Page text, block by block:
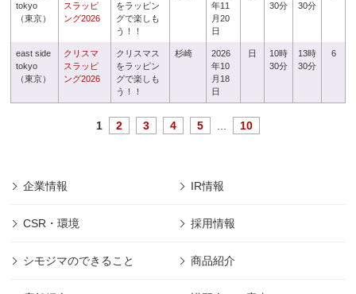
tokyo
（東京）
スラッピ
ング2026
をラッピン
グで楽しも
う！！
年11
月20
日
30分
30分
east side
tokyo
（東京）
クリスマ
スラッピ
ング2026
クリスマス
をラッピン
グで楽しも
う！！
杉崎
2026
年10
月18
日
日
10時
30分
13時
30分
6
1 2 3 4 5 10
企業情報 IR情報
CSR・環境 採用情報
シモジマのできること 商品紹介